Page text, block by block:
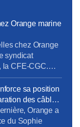
Orange marine
chez Orange
syndicat
la CFE-CGC.
pour
marine. Avec un
permet à la
17,05 % pour
sa position
des câbles
Orange a
du Sophie